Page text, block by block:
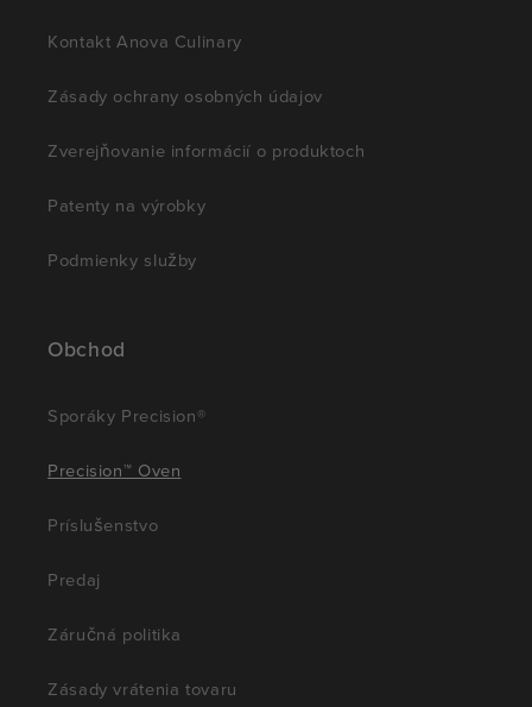
Kontakt Anova Culinary
Zásady ochrany osobných údajov
Zverejňovanie informácií o produktoch
Patenty na výrobky
Podmienky služby
Obchod
Sporáky Precision®
Precision™ Oven
Príslušenstvo
Predaj
Záručná politika
Zásady vrátenia tovaru